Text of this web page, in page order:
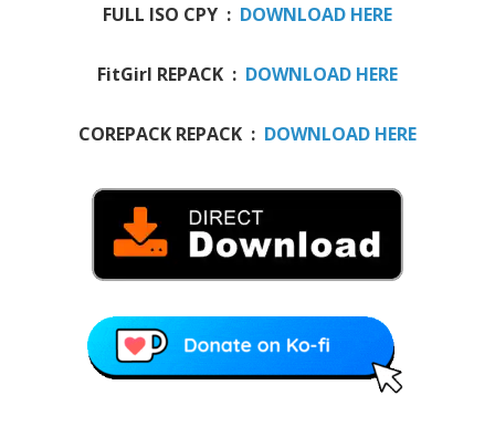
FULL ISO CPY : DOWNLOAD HERE
FitGirl REPACK : DOWNLOAD HERE
COREPACK REPACK : DOWNLOAD HERE